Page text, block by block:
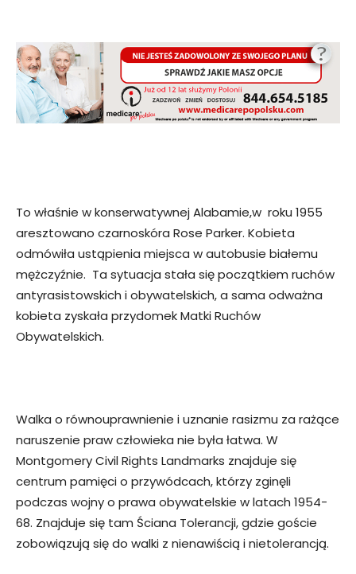
To właśnie w konserwatywnej Alabamie,w roku 1955
aresztowano czarnoskóra Rose Parker. Kobieta
odmówiła ustąpienia miejsca w autobusie białemu
mężczyźnie. Ta sytuacja stała się początkiem ruchów
antyrasistowskich i obywatelskich, a sama odważna
kobieta zyskała przydomek Matki Ruchów
Obywatelskich.
Walka o równouprawnienie i uznanie rasizmu za rażące
naruszenie praw człowieka nie była łatwa. W
Montgomery Civil Rights Landmarks znajduje się
centrum pamięci o przywódcach, którzy zginęli
podczas wojny o prawa obywatelskie w latach 1954-
68. Znajduje się tam Ściana Tolerancji, gdzie goście
zobowiązują się do walki z nienawiścią i nietolerancją.